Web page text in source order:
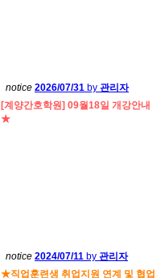
notice 2026/07/31 by 관리자
[계양간호학원] 09월18일 개강안내
★
notice 2024/07/11 by 관리자
★직업훈련생 취업지원 연계 및 협업